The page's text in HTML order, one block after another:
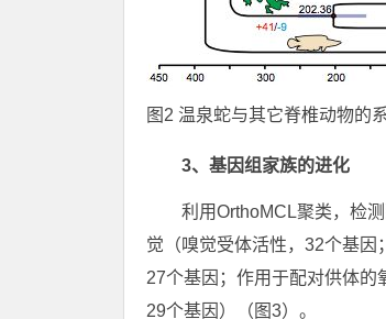
图2 温泉蛇与其它脊椎动物的
3、基因组家族的进化
利用OrthoMCL聚类，检
觉（嗅觉受体活性，32个基因
27个基因；作用于配对供体的
29个基因）（图3）。